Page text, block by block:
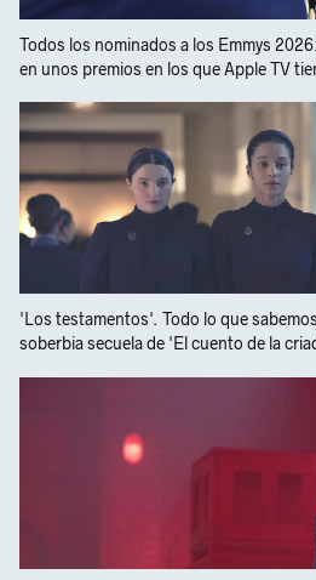
Todos los nominados a los Emmys
en unos premios en los que Apple TV
'Los testamentos'. Todo lo que
soberbia secuela de 'El cuento de la